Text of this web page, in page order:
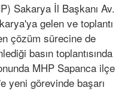
Sakarya İl Başkanı Av.
gelen ve toplantı
çözüm sürecine de
basın toplantısında
MHP Sapanca ilçe
yeni görevinde başarı